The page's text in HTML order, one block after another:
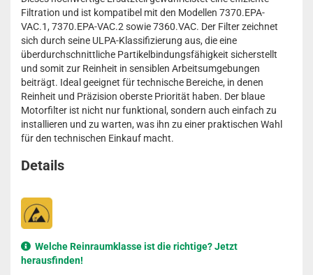
Filtration und ist kompatibel mit den Modellen 7370.EPA-
VAC.1, 7370.EPA-VAC.2 sowie 7360.VAC. Der Filter zeichnet
sich durch seine ULPA-Klassifizierung aus, die eine
überdurchschnittliche Partikelbindungsfähigkeit sicherstellt
und somit zur Reinheit in sensiblen Arbeitsumgebungen
beiträgt. Ideal geeignet für technische Bereiche, in denen
Reinheit und Präzision oberste Priorität haben. Der blaue
Motorfilter ist nicht nur funktional, sondern auch einfach zu
installieren und zu warten, was ihn zu einer praktischen Wahl
für den technischen Einkauf macht.
Details
Welche Reinraumklasse ist die richtige? Jetzt
herausfinden!